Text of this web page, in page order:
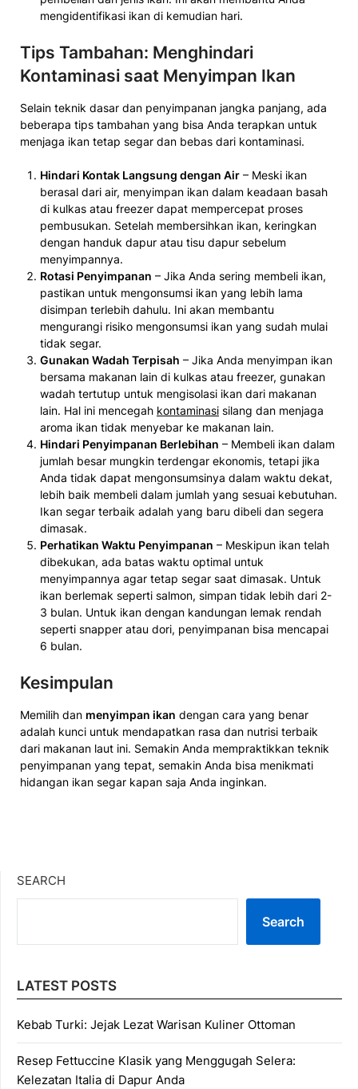
mengidentifikasi ikan di kemudian hari.
Tips Tambahan: Menghindari
Kontaminasi saat Menyimpan Ikan
Selain teknik dasar dan penyimpanan jangka panjang, ada
beberapa tips tambahan yang bisa Anda terapkan untuk
menjaga ikan tetap segar dan bebas dari kontaminasi.
Hindari Kontak Langsung dengan Air – Meski ikan
berasal dari air, menyimpan ikan dalam keadaan basah
di kulkas atau freezer dapat mempercepat proses
pembusukan. Setelah membersihkan ikan, keringkan
dengan handuk dapur atau tisu dapur sebelum
menyimpannya.
Rotasi Penyimpanan – Jika Anda sering membeli ikan,
pastikan untuk mengonsumsi ikan yang lebih lama
disimpan terlebih dahulu. Ini akan membantu
mengurangi risiko mengonsumsi ikan yang sudah mulai
tidak segar.
Gunakan Wadah Terpisah – Jika Anda menyimpan ikan
bersama makanan lain di kulkas atau freezer, gunakan
wadah tertutup untuk mengisolasi ikan dari makanan
lain. Hal ini mencegah kontaminasi silang dan menjaga
aroma ikan tidak menyebar ke makanan lain.
Hindari Penyimpanan Berlebihan – Membeli ikan dalam
jumlah besar mungkin terdengar ekonomis, tetapi jika
Anda tidak dapat mengonsumsinya dalam waktu dekat,
lebih baik membeli dalam jumlah yang sesuai kebutuhan.
Ikan segar terbaik adalah yang baru dibeli dan segera
dimasak.
Perhatikan Waktu Penyimpanan – Meskipun ikan telah
dibekukan, ada batas waktu optimal untuk
menyimpannya agar tetap segar saat dimasak. Untuk
ikan berlemak seperti salmon, simpan tidak lebih dari 2-
3 bulan. Untuk ikan dengan kandungan lemak rendah
seperti snapper atau dori, penyimpanan bisa mencapai
6 bulan.
Kesimpulan
Memilih dan menyimpan ikan dengan cara yang benar
adalah kunci untuk mendapatkan rasa dan nutrisi terbaik
dari makanan laut ini. Semakin Anda mempraktikkan teknik
penyimpanan yang tepat, semakin Anda bisa menikmati
hidangan ikan segar kapan saja Anda inginkan.
SEARCH
Search
LATEST POSTS
Kebab Turki: Jejak Lezat Warisan Kuliner Ottoman
Resep Fettuccine Klasik yang Menggugah Selera:
Kelezatan Italia di Dapur Anda